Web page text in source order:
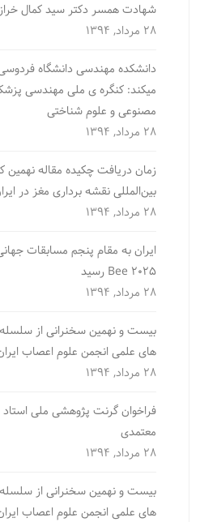
شهادت همسر دکتر سید کمال
28 مرداد, 1394
دانشکده مهندسی دانشگاه فردوسی
میکند: کنگره ی ملی مهندسی
مصنوعی و علوم شناختی
28 مرداد, 1394
زمان دریافت چکیده مقاله نهمین
بین‌المللی نقشه برداری مغز در
28 مرداد, 1394
Bee 2025 رسید
28 مرداد, 1394
بیست و نهمین سخنرانی از
های علمی انجمن علوم اعصاب
28 مرداد, 1394
فراخوان گرنت پژوهشی ملی
معتمدی
28 مرداد, 1394
بیست و نهمین سخنرانی از
های علمی انجمن علوم اعصاب